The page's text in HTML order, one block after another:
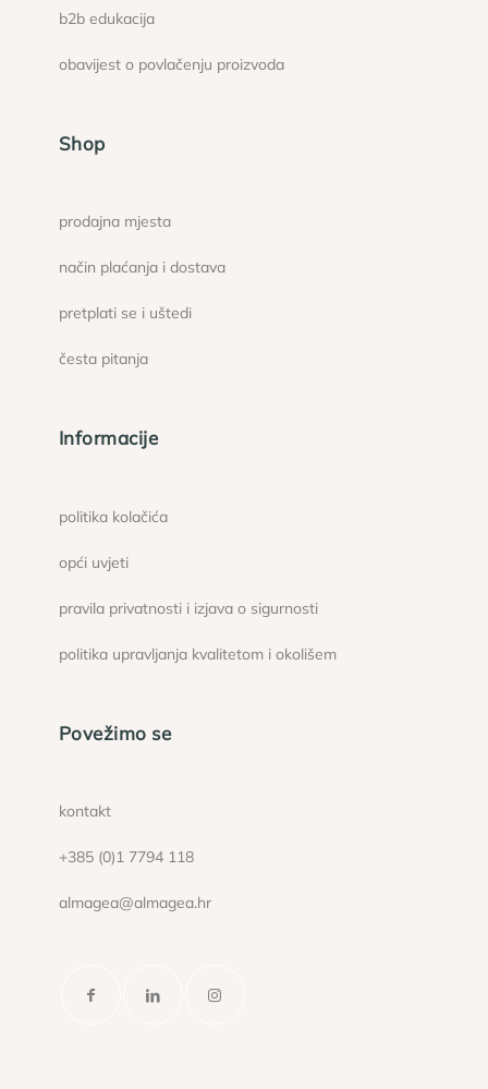
b2b edukacija
obavijest o povlačenju proizvoda
Shop
prodajna mjesta
način plaćanja i dostava
pretplati se i uštedi
česta pitanja
Informacije
politika kolačića
opći uvjeti
pravila privatnosti i izjava o sigurnosti
politika upravljanja kvalitetom i okolišem
Povežimo se
kontakt
+385 (0)1 7794 118
almagea@almagea.hr